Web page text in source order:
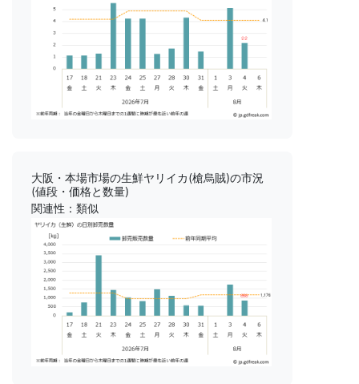
大阪・本場市場の生鮮ヤリイカ(槍烏賊)の市況
(値段・価格と数量)
関連性：類似